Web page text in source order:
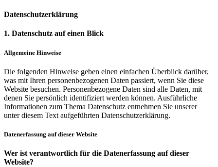
Datenschutzerklärung
1. Datenschutz auf einen Blick
Allgemeine Hinweise
Die folgenden Hinweise geben einen einfachen Überblick darüber,
was mit Ihren personenbezogenen Daten passiert, wenn Sie diese
Website besuchen. Personenbezogene Daten sind alle Daten, mit
denen Sie persönlich identifiziert werden können. Ausführliche
Informationen zum Thema Datenschutz entnehmen Sie unserer
unter diesem Text aufgeführten Datenschutzerklärung.
Datenerfassung auf dieser Website
Wer ist verantwortlich für die Datenerfassung auf dieser
Website?